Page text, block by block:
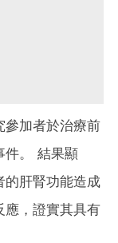
參加者於治療前
件。 結果顯
的肝腎功能造成
應，證實其具有